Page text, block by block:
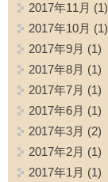
2017年11月 (1)
2017年10月 (1)
2017年9月 (1)
2017年8月 (1)
2017年7月 (1)
2017年6月 (1)
2017年3月 (2)
2017年2月 (1)
2017年1月 (1)